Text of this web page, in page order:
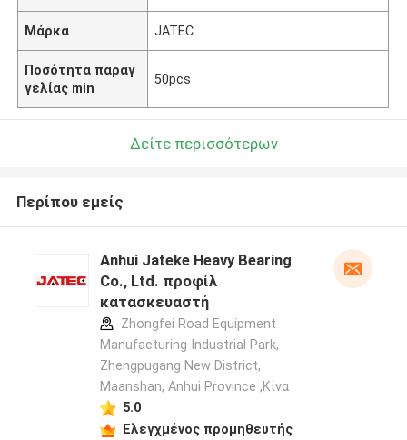
Μάρκα JATEC
Ποσότητα παραγ
γελίας min
50pcs
Δείτε περισσότερων
Περίπου εμείς
Anhui Jateke Heavy Bearing
Co., Ltd. προφίλ
κατασκευαστή
Zhongfei Road Equipment
Manufacturing Industrial Park,
Zhengpugang New District,
Maanshan, Anhui Province ,Κίνα
5.0
Ελεγχμένος προμηθευτής